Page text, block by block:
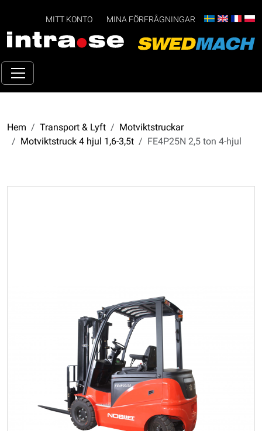
MITT KONTO MINA FÖRFRÅGNINGAR
Hem Transport & Lyft
Motviktstruckar
Motviktstruck 4 hjul 1,6-3,5t
FE4P25N 2,5 ton 4-hjul